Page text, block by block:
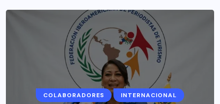
COLABORADORES INTERNACIONAL